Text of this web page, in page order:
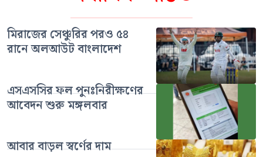
মিরাজের সেঞ্চুরির পরও ৫৪
রানে অলআউট বাংলাদেশ
এসএসসির ফল পুনঃনিরীক্ষণের
আবেদন শুরু মঙ্গলবার
আবার বাড়ল স্বর্ণের দাম